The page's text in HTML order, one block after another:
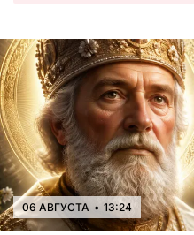
06 АВГУСТА • 13:24